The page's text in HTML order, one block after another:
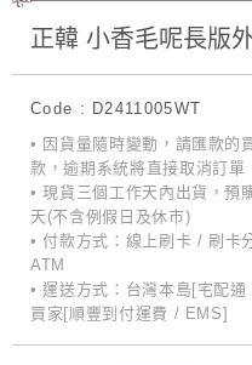
正韓 小香毛呢長版
Code : D2411005WT
• 因貨量隨時變動，請匯款的
款，逾期系統將直接取消訂單
• 現貨三個工作天內出貨，預
天(不含例假日及休市)
• 付款方式：線上刷卡 / 刷卡
ATM
• 運送方式：台灣本島[宅配
買家[順豐到付運費 / EMS]